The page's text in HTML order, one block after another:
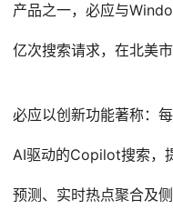
产品之一，必应与
亿次搜索请求，在北美
必应以创新功能著称：
AI驱动的Copilot搜索，
预测、实时热点聚合及